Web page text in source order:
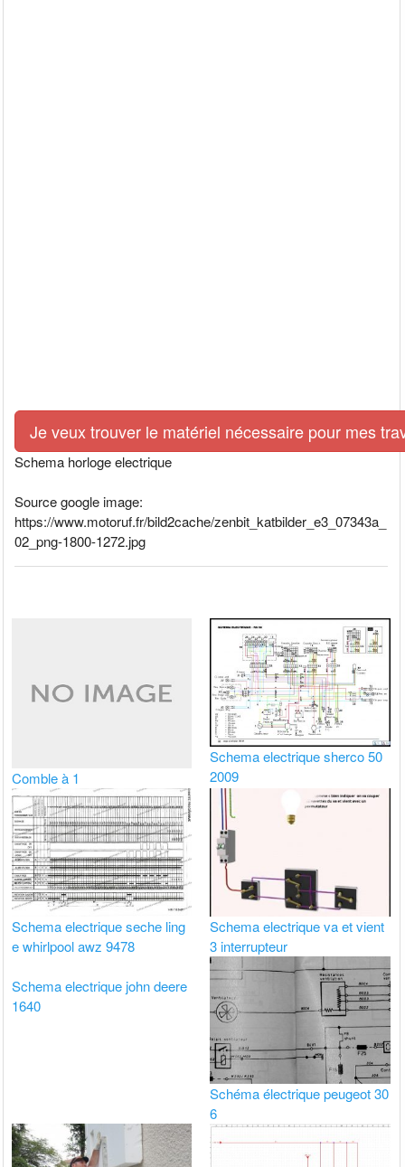
Je veux trouver le matériel nécessaire pour mes
Schema horloge electrique
Source google image:
https://www.motoruf.fr/bild2cache/zenbit_katbilder_e3_07343a_
02_png-1800-1272.jpg
Comble à 1
Schema electrique sherco 50
2009
Schema electrique seche ling
e whirlpool awz 9478
Schema electrique va et vient
3 interrupteur
Schema electrique john deere
1640
Schéma électrique peugeot 30
6